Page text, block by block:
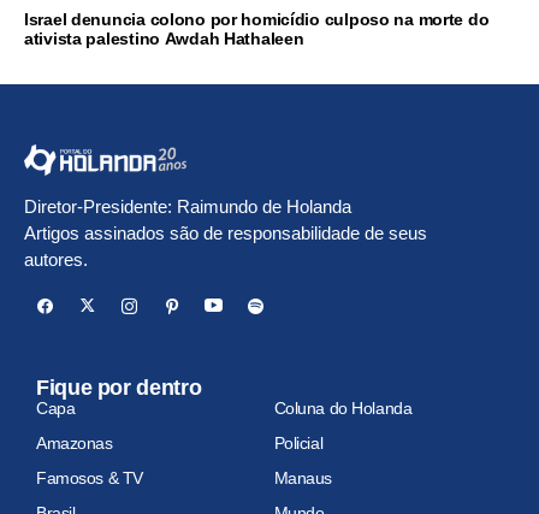
Israel denuncia colono por homicídio culposo na morte do
ativista palestino Awdah Hathaleen
Diretor-Presidente: Raimundo de Holanda
Artigos assinados são de responsabilidade de seus
autores.
Fique por dentro
Capa
Coluna do Holanda
Amazonas
Policial
Famosos & TV
Manaus